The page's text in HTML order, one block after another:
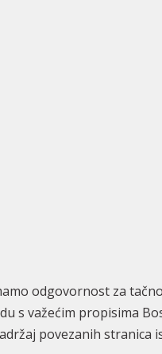
odgovornost za
s važećim propisima
povezanih stranica